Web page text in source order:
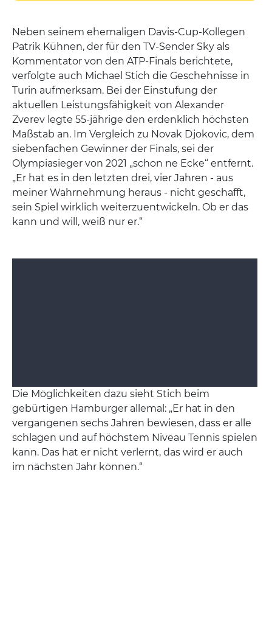
Neben seinem ehemaligen Davis-Cup-Kollegen
Patrik Kühnen, der für den TV-Sender Sky als
Kommentator von den ATP-Finals berichtete,
verfolgte auch Michael Stich die Geschehnisse in
Turin aufmerksam. Bei der Einstufung der
aktuellen Leistungsfähigkeit von Alexander
Zverev legte 55-jährige den erdenklich höchsten
Maßstab an. Im Vergleich zu Novak Djokovic, dem
siebenfachen Gewinner der Finals, sei der
Olympiasieger von 2021 „schon ne Ecke“ entfernt.
„Er hat es in den letzten drei, vier Jahren - aus
meiner Wahrnehmung heraus - nicht geschafft,
sein Spiel wirklich weiterzuentwickeln. Ob er das
kann und will, weiß nur er.“
Die Möglichkeiten dazu sieht Stich beim
gebürtigen Hamburger allemal: „Er hat in den
vergangenen sechs Jahren bewiesen, dass er alle
schlagen und auf höchstem Niveau Tennis spielen
kann. Das hat er nicht verlernt, das wird er auch
im nächsten Jahr können.“